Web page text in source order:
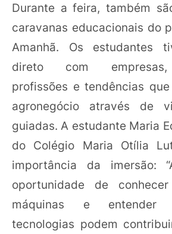
Durante a feira, também
caravanas educacionais do
Amanhã. Os estudantes
direto com empresas,
profissões e tendências
agronegócio através de
guiadas. A estudante Maria
do Colégio Maria Otília
importância da imersão:
oportunidade de
máquinas e entender
tecnologias podem